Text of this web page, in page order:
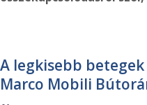
A legkisebb
Marco Mobili